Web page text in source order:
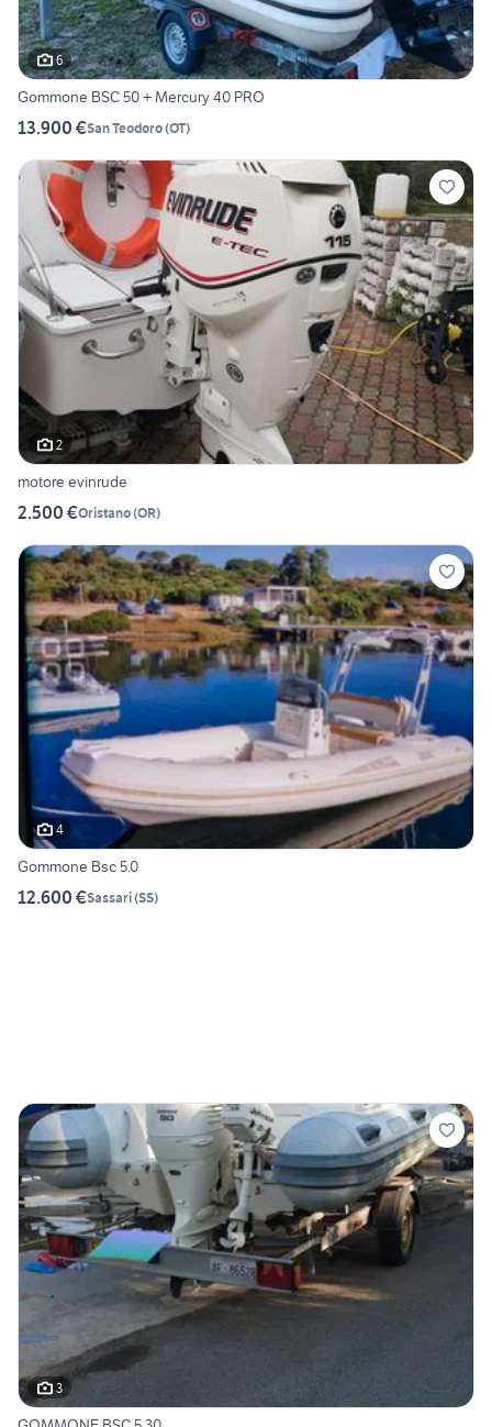
6
Gommone BSC 50 + Mercury 40 PRO
13.900 €San Teodoro(OT)
2
motore evinrude
2.500 €Oristano(OR)
4
Gommone Bsc 5.0
12.600 €Sassari(SS)
3